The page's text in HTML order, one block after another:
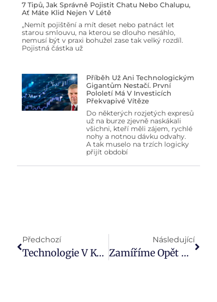
7 Tipů, Jak Správně Pojistit Chatu Nebo Chalupu,
Ať Máte Klid Nejen V Létě
„Nemít pojištění a mít deset nebo patnáct let
starou smlouvu, na kterou se dlouho nesáhlo,
nemusí být v praxi bohužel zase tak velký rozdíl.
Pojistná částka už
Příběh Už Ani Technologickým
Gigantům Nestačí. První
Pololetí Má V Investicích
Překvapivé Vítěze
Do některých rozjetých expresů
už na burze zjevně naskákali
všichni, kteří měli zájem, rychlé
nohy a notnou dávku odvahy.
A tak muselo na trzích logicky
přijít období
Předchozí
Technologie V Kurzu (Videokomentář: Týden 31)
Následující
Zamíříme Opět Do Býčího Trhu? (Videokomentář: Týden 32)